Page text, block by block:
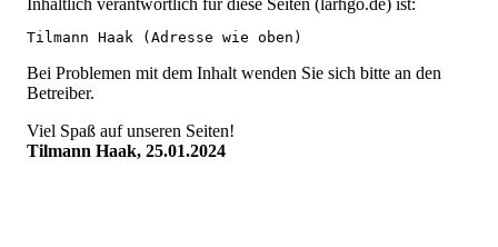
Inhaltlich verantwortlich für diese Seiten (larhgo.de) ist:
Bei Problemen mit dem Inhalt wenden Sie sich bitte an den
Betreiber.
Viel Spaß auf unseren Seiten!
Tilmann Haak, 25.01.2024